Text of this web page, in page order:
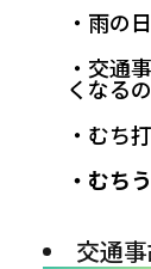
・雨の
・交通
くなる
・むち
・むち
交通